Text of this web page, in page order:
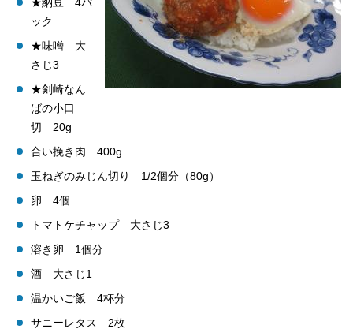
★納豆 4パ
ック
★味噌 大
さじ3
★剣崎なん
ばの小口
切 20g
合い挽き肉 400g
玉ねぎのみじん切り 1/2個分（80g）
卵 4個
トマトケチャップ 大さじ3
溶き卵 1個分
酒 大さじ1
温かいご飯 4杯分
サニーレタス 2枚